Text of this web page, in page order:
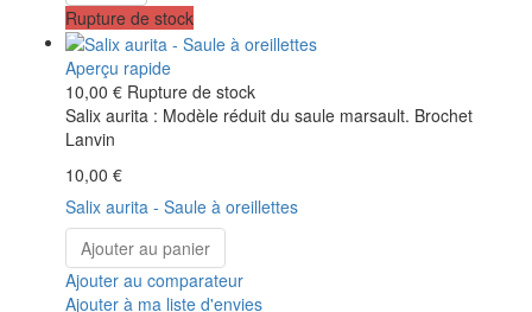
Rupture de stock
Aperçu rapide
10,00 € Rupture de stock
Salix aurita : Modèle réduit du saule marsault. Brochet
Lanvin
10,00 €
Salix aurita - Saule à oreillettes
Ajouter au panier
Ajouter au comparateur
Ajouter à ma liste d'envies